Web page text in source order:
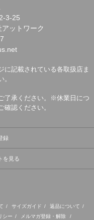
3-25
ットワーク
記載されている各取扱店ま
了承ください。※休業日につ
確認ください。
録
を見る
/ サイズガイド / 返品について /
シー / メルマガ登録・解除 /